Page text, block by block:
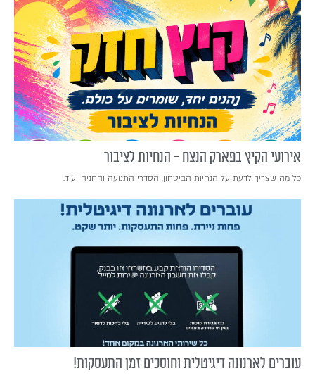
אירועי הקיץ בפארק הנצח - הנחיות לציבור
כל מה שצריך לדעת על הנחיות הביטחון, הסדרי התנועה והחניה ועוד.
עוברים לארנונה דיגיטלית וחוסכים זמן התעסקות!